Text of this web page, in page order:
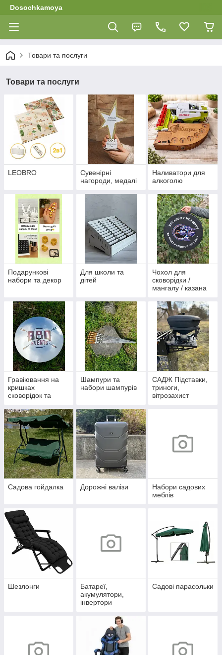
Dosochkamoya
Товари та послуги
Товари та послуги
LEOBRO
Сувенірні
нагороди, медалі
Наливатори для
алкоголю
Подарункові
набори та декор
Для школи та
дітей
Чохол для
сковорідки /
мангалу / казана
Гравіювання на
кришках
сковорідок та
Шампури та
набори шампурів
САДЖ Підставки,
триноги,
вітрозахист
Садова гойдалка Дорожні валізи
Набори садових
меблів
Шезлонги
Батареї,
акумулятори,
інвертори
Садові парасольки